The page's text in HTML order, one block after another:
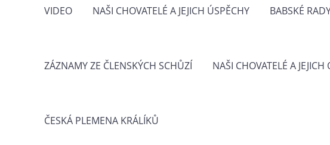
VIDEO NAŠI CHOVATELÉ A JEJICH ÚSPĚCHY BABSKÉ
ZÁZNAMY ZE ČLENSKÝCH SCHŮZÍ NAŠI CHOVATELÉ A
ČESKÁ PLEMENA KRÁLÍKŮ